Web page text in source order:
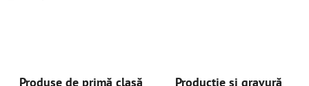
Produse de primă clasă Producție și gravură